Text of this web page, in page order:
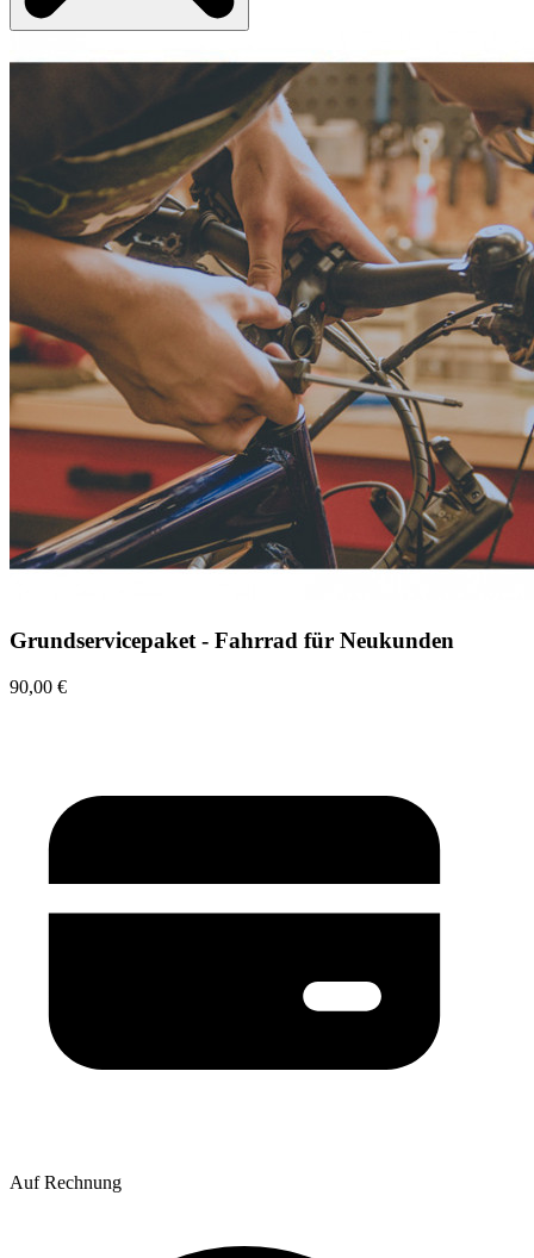
Grundservicepaket - Fahrrad für Neukunden
90,00 €
Auf Rechnung